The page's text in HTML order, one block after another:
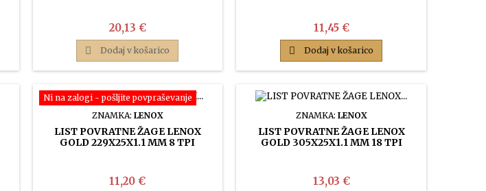
Cena
20,13 €
 Dodaj v košarico
Cena
11,45 €
 Dodaj v košarico
Ni na zalogi - pošljite povpraševanje
ZNAMKA: LENOX
LIST POVRATNE ŽAGE LENOX
GOLD 229X25X1.1 MM 8 TPI
Cena
11,20 €
ZNAMKA: LENOX
LIST POVRATNE ŽAGE LENOX
GOLD 305X25X1.1 MM 18 TPI
Cena
13,03 €